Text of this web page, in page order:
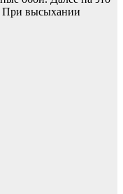
При высыхании